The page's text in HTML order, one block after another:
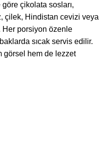
göre çikolata sosları,
çilek, Hindistan cevizi veya
porsiyon özenle
sıcak servis edilir.
görsel hem de lezzet